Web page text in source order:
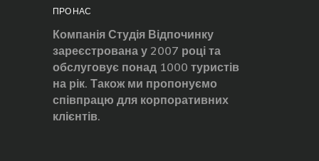
ПРО НАС
Компанія Студія Відпочинку
зареєстрована у 2007 році та
обслуговує понад 1000 туристів
на рік. Також ми пропонуємо
співпрацю для корпоративних
клієнтів.